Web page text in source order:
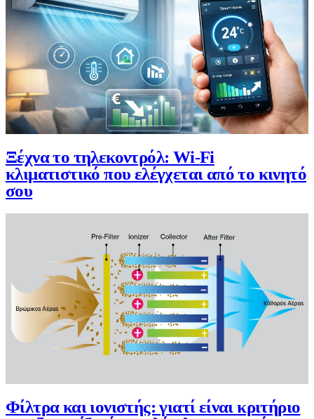
Ξέχνα το τηλεκοντρόλ: Wi-Fi
κλιματιστικό που ελέγχεται από το κινητό
σου
Φίλτρα και ιονιστής: γιατί είναι κριτήριο